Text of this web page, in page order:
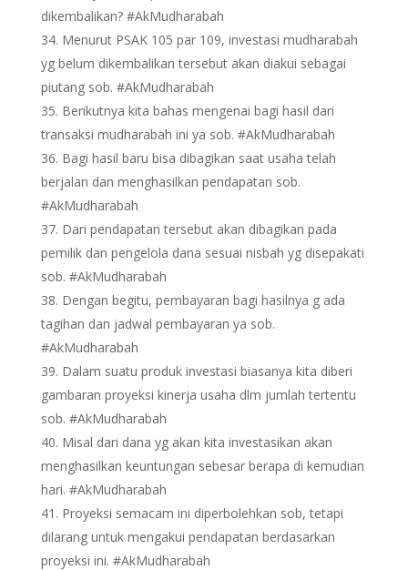
dikembalikan? #AkMudharabah
Menurut PSAK 105 par 109, investasi mudharabah
yg belum dikembalikan tersebut akan diakui sebagai
piutang sob. #AkMudharabah
Berikutnya kita bahas mengenai bagi hasil dari
transaksi mudharabah ini ya sob. #AkMudharabah
Bagi hasil baru bisa dibagikan saat usaha telah
berjalan dan menghasilkan pendapatan sob.
#AkMudharabah
Dari pendapatan tersebut akan dibagikan pada
pemilik dan pengelola dana sesuai nisbah yg disepakati
sob. #AkMudharabah
Dengan begitu, pembayaran bagi hasilnya g ada
tagihan dan jadwal pembayaran ya sob.
#AkMudharabah
Dalam suatu produk investasi biasanya kita diberi
gambaran proyeksi kinerja usaha dlm jumlah tertentu
sob. #AkMudharabah
Misal dari dana yg akan kita investasikan akan
menghasilkan keuntungan sebesar berapa di kemudian
hari. #AkMudharabah
Proyeksi semacam ini diperbolehkan sob, tetapi
dilarang untuk mengakui pendapatan berdasarkan
proyeksi ini. #AkMudharabah